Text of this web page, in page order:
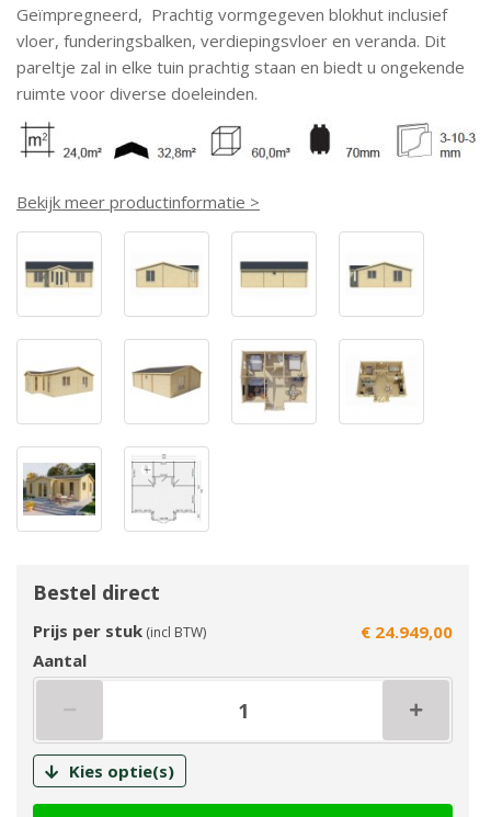
Geïmpregneerd, Prachtig vormgegeven blokhut inclusief
vloer, funderingsbalken, verdiepingsvloer en veranda. Dit
pareltje zal in elke tuin prachtig staan en biedt u ongekende
ruimte voor diverse doeleinden.
Bekijk meer productinformatie >
Bestel direct
Prijs per stuk (incl BTW)
€ 24.949,00
Aantal
Kies optie(s)